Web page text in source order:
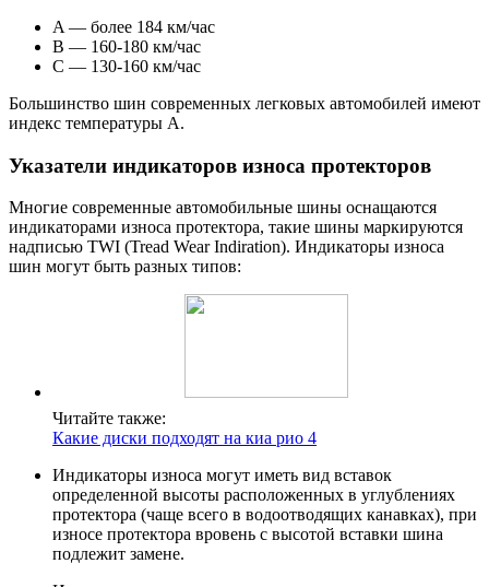
A — более 184 км/час
B — 160-180 км/час
C — 130-160 км/час
Большинство шин современных легковых автомобилей имеют
индекс температуры A.
Указатели индикаторов износа протекторов
Многие современные автомобильные шины оснащаются
индикаторами износа протектора, такие шины маркируются
надписью TWI (Tread Wear Indiration). Индикаторы износа
шин могут быть разных типов:
Читайте также:
Какие диски подходят на киа рио 4
Индикаторы износа могут иметь вид вставок
определенной высоты расположенных в углублениях
протектора (чаще всего в водоотводящих канавках), при
износе протектора вровень с высотой вставки шина
подлежит замене.